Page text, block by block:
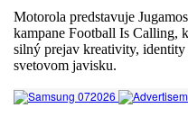
Motorola predstavuje
kampane Football Is Calling,
silný prejav kreativity, identity
svetovom javisku.